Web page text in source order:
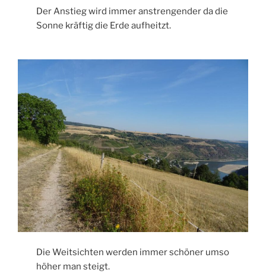
Der Anstieg wird immer anstrengender da die
Sonne kräftig die Erde aufheitzt.
Die Weitsichten werden immer schöner umso
höher man steigt.